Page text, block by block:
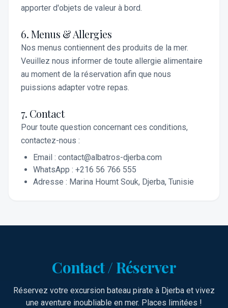
apporter d'objets de valeur à bord.
6. Menus & Allergies
Nos menus contiennent des produits de la mer.
Veuillez nous informer de toute allergie alimentaire
au moment de la réservation afin que nous
puissions adapter votre repas.
7. Contact
Pour toute question concernant ces conditions,
contactez-nous :
Email : contact@albatros-djerba.com
WhatsApp : +216 56 766 555
Adresse : Marina Houmt Souk, Djerba, Tunisie
Contact / Réserver
Réservez votre excursion bateau pirate à Djerba et vivez
une aventure inoubliable en mer. Places limitées !